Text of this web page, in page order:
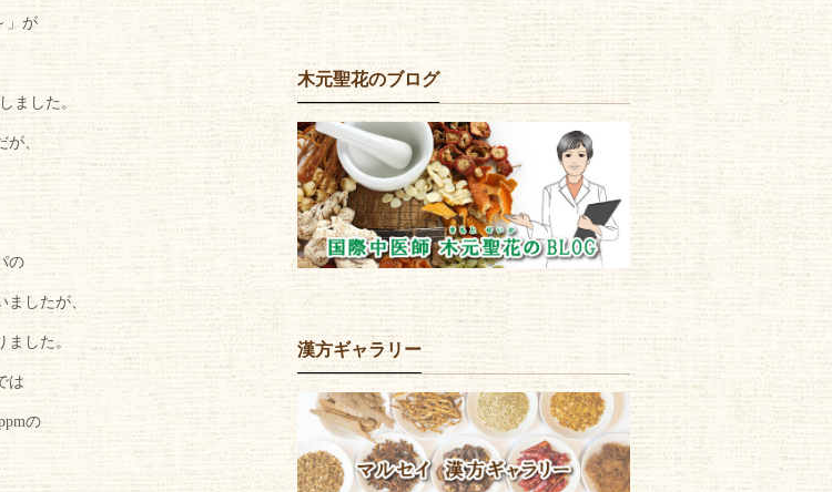
」が
ました。
、
の
したが、
した。
は
の
木元聖花のブログ
漢方ギャラリー